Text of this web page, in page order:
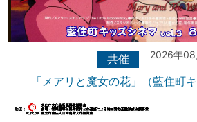
共催 2026年08
「メアリと魔女の花」（藍住町